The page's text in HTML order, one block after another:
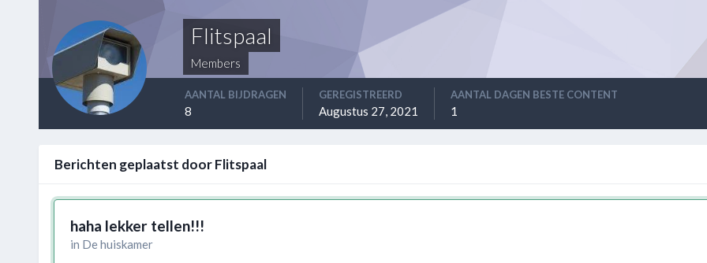
Flitspaal
Members
AANTAL BIJDRAGEN
8
GEREGISTREERD
Augustus 27, 2021
AANTAL DAGEN BESTE CONTENT
1
Berichten geplaatst door Flitspaal
haha lekker tellen!!!
in De huiskamer